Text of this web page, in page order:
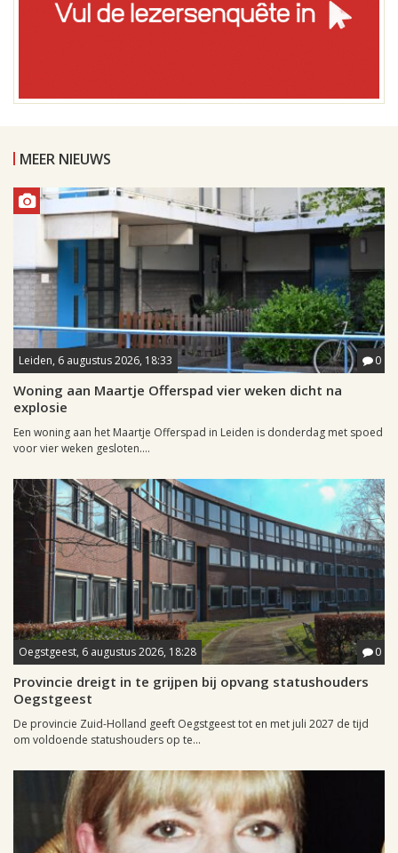
MEER NIEUWS
Leiden, 6 augustus 2026, 18:33 0
Woning aan Maartje Offerspad vier weken dicht na
explosie
Een woning aan het Maartje Offerspad in Leiden is donderdag met spoed
voor vier weken gesloten....
Oegstgeest, 6 augustus 2026, 18:28 0
Provincie dreigt in te grijpen bij opvang statushouders
Oegstgeest
De provincie Zuid-Holland geeft Oegstgeest tot en met juli 2027 de tijd
om voldoende statushouders op te...